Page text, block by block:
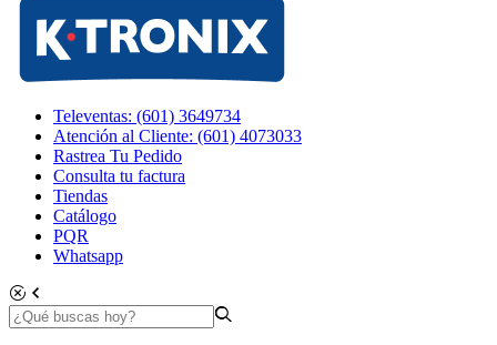
Televentas: (601) 3649734
Atención al Cliente: (601) 4073033
Rastrea Tu Pedido
Consulta tu factura
Tiendas
Catálogo
PQR
Whatsapp